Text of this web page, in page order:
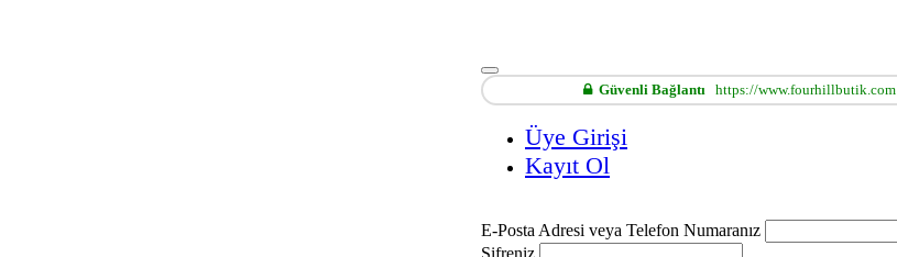
Güvenli Bağlantı https://www.fourhillbutik.com
Üye Girişi
Kayıt Ol
E-Posta Adresi veya Telefon Numaranız
Şifreniz